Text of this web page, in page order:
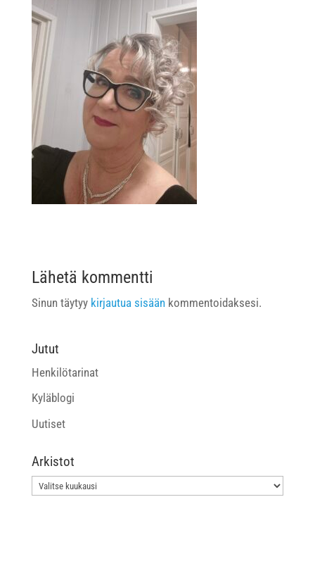
Lähetä kommentti
Sinun täytyy kirjautua sisäänkommentoidaksesi.
Jutut
Henkilötarinat
Kyläblogi
Uutiset
Arkistot
Arkistot